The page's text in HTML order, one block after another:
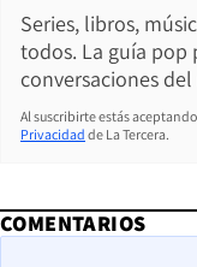
Series, libros,
todos. La guía pop
conversaciones
Al suscribirte estás
Privacidad de La Tercera.
COMENTARIOS